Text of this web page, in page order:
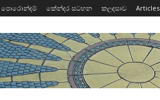
පොරොන්දම් කේන්දර සටහන කලදසාව Articles